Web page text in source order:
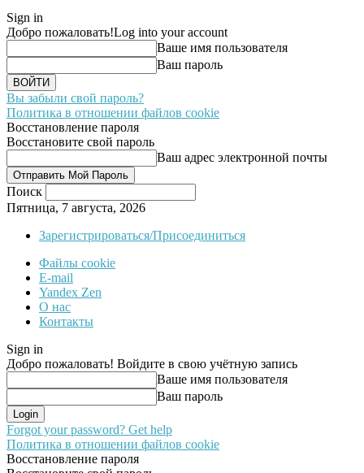
Sign in
Добро пожаловать!Log into your account
Ваше имя пользователя
Ваш пароль
Вы забыли свой пароль?
Политика в отношении файлов cookie
Восстановление пароля
Восстановите свой пароль
Ваш адрес электронной почты
Поиск
Пятница, 7 августа, 2026
Зарегистрироваться/Присоединиться
Файлы cookie
E-mail
Yandex Zen
О нас
Контакты
Sign in
Добро пожаловать! Войдите в свою учётную запись
Ваше имя пользователя
Ваш пароль
Forgot your password? Get help
Политика в отношении файлов cookie
Восстановление пароля